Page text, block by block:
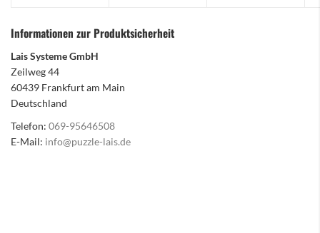
Informationen zur Produktsicherheit
Lais Systeme GmbH
Zeilweg 44
60439 Frankfurt am Main
Deutschland
Telefon: 069-95646508
E-Mail: info@puzzle-lais.de